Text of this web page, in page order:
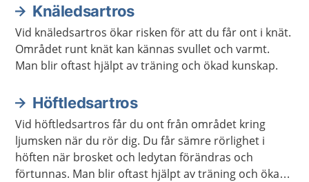
Knäledsartros
Vid knäledsartros ökar risken för att du får ont i knät.
Området runt knät kan kännas svullet och varmt.
Man blir oftast hjälpt av träning och ökad kunskap.
Höftledsartros
Vid höftledsartros får du ont från området kring
ljumsken när du rör dig. Du får sämre rörlighet i
höften när brosket och ledytan förändras och
förtunnas. Man blir oftast hjälpt av träning och ökad